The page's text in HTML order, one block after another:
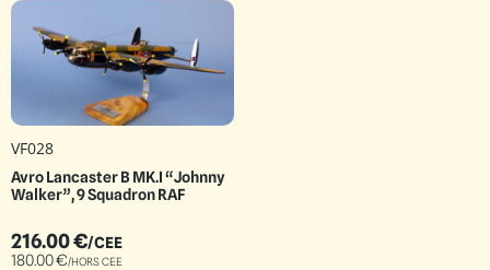
VF028
Avro Lancaster B MK.I “Johnny
Walker”, 9 Squadron RAF
216.00€/CEE
180.00€/HORS CEE